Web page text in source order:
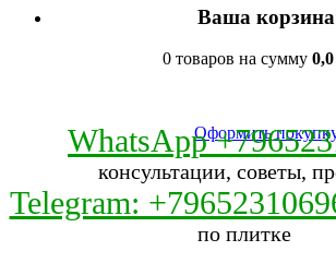
Ваша корзина
0 товаров на сумму
Оформить
WhatsApp
консультации, советы,
Telegram:
по плитке